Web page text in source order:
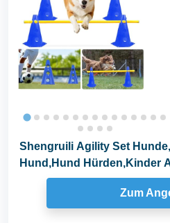
Shengruili Agility Set
Hund,Hund Hürden,Kinder
Hindernisse...
Zum